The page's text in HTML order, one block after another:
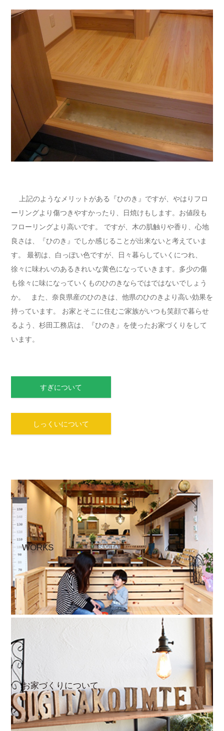
上記のようなメリットがある『ひのき』ですが、やはりフロ
ーリングより傷つきやすかったり、日焼けもします。お値段も
フローリングより高いです。 ですが、木の肌触りや香り、心地
良さは、『ひのき』でしか感じることが出来ないと考えていま
す。 最初は、白っぽい色ですが、日々暮らしていくにつれ、
徐々に味わいのあるきれいな黄色になっていきます。多少の傷
も徐々に味になっていくものひのきならではではないでしょう
か。 また、奈良県産のひのきは、他県のひのきより高い効果を
持っています。 お家とそこに住むご家族がいつも笑顔で暮らせ
るよう、杉田工務店は、『ひのき』を使ったお家づくりをして
います。
すぎについて
しっくいについて
WORKS
お家づくりについて